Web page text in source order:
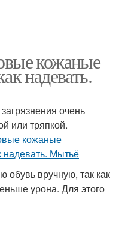
кожаные
надевать.
очень
или тряпкой.
обувь вручную, так как
урона. Для этого